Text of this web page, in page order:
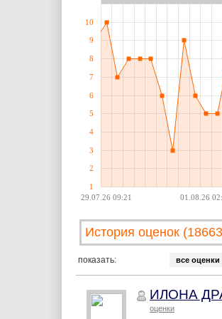
29.07.26 09:21 01.08.26
1
2
3
4
5
6
7
8
9
10
История оценок
показать: все оценки
ИЛОНА
оценки